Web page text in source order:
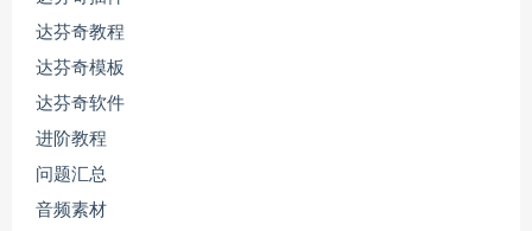
达芬奇教程
达芬奇模板
达芬奇软件
进阶教程
问题汇总
音频素材